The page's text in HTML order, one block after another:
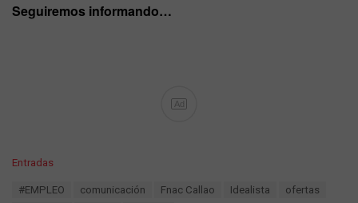
Seguiremos informando…
Ad
C
Entradas
#EMPLEO comunicación Fnac Callao Idealista
ofertas